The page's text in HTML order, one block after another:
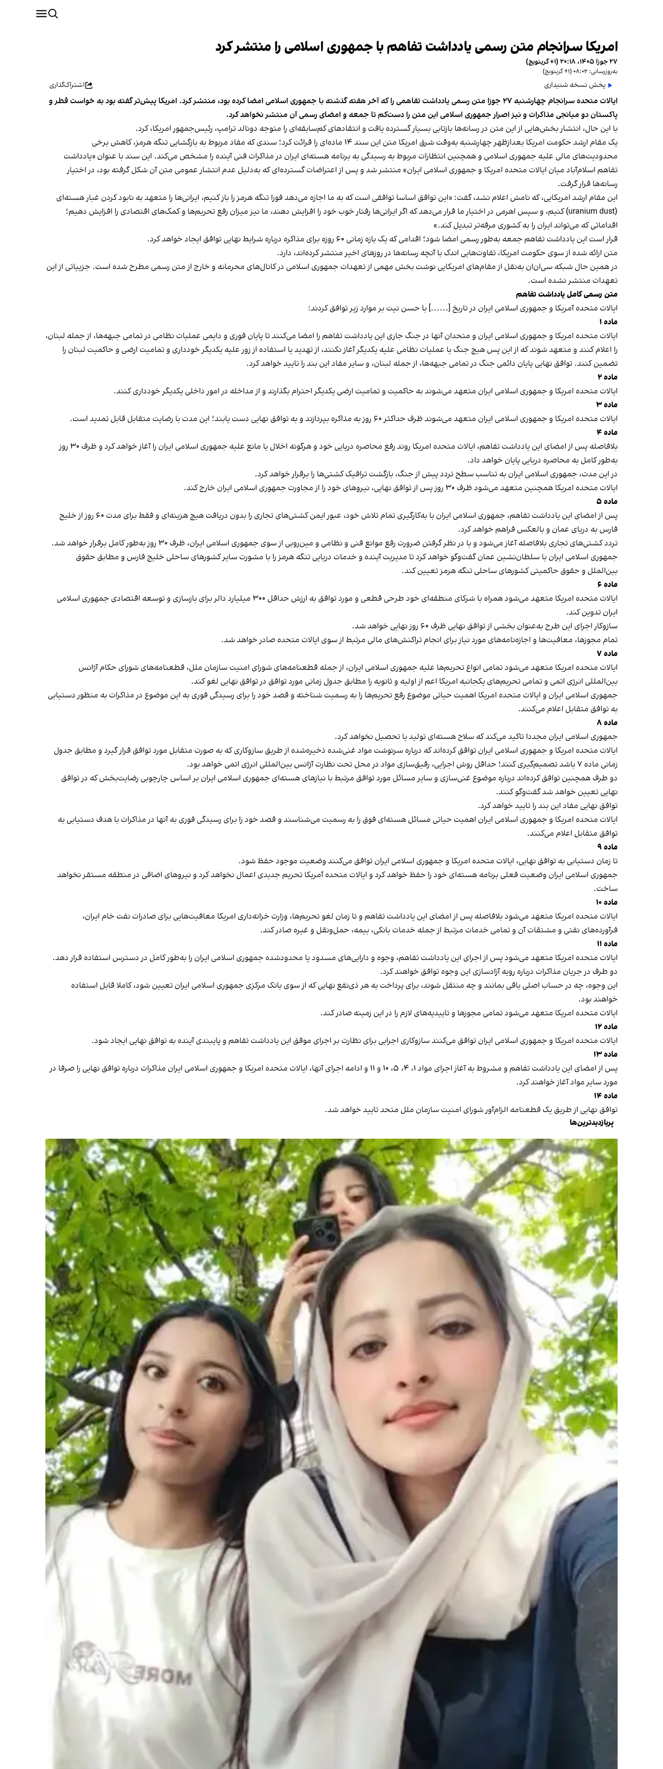
امریکا سرانجام متن رسمی یادداشت تفاهم با جمهوری اسلامی را منتشر کرد
۲۷ جوزا ۱۴۰۵، ۲۰:۱۸ (‎+۱ گرینویچ)
به‌روزرسانی: ۰۸:۰۲ (‎+۱ گرینویچ)
پخش نسخه شنیداری اشتراک‌گذاری
ایالات متحده سرانجام چهارشنبه ۲۷ جوزا متن رسمی یادداشت تفاهمی را که آخر هفته گذشته با جمهوری اسلامی امضا کرده بود، منتشر کرد. امریکا پیش‌تر گفته بود به خواست قطر و
پاکستان دو میانجی مذاکرات و نیز اصرار جمهوری اسلامی این متن را دست‌کم تا جمعه و امضای رسمی آن منتشر نخواهد کرد.
با این حال، انتشار بخش‌هایی از این متن در رسانه‌ها بازتابی بسیار گسترده یافت و انتقادهای کم‌سابقه‌ای را متوجه دونالد ترامپ، رئیس‌جمهور امریکا، کرد.
یک مقام ارشد حکومت امریکا بعدازظهر چهارشنبه به‌وقت شرق امریکا متن این سند ۱۴ ماده‌ای را قرائت کرد؛ سندی که مفاد مربوط به بازگشایی تنگه هرمز، کاهش برخی
محدودیت‌های مالی علیه جمهوری اسلامی و همچنین انتظارات مربوط به رسیدگی به برنامه هسته‌ای ایران در مذاکرات فنی آینده را مشخص می‌کند. این سند با عنوان «یادداشت
تفاهم اسلام‌آباد میان ایالات متحده امریکا و جمهوری اسلامی ایران» منتشر شد و پس از اعتراضات گسترده‌ای که به‌دلیل عدم انتشار عمومی متن آن شکل گرفته بود، در اختیار
رسانه‌ها قرار گرفت.
این مقام ارشد امریکایی، که نامش اعلام نشد، گفت: «این توافق اساسا توافقی است که به ما اجازه می‌دهد فورا تنگه هرمز را باز کنیم، ایرانی‌ها را متعهد به نابود کردن غبار هسته‌ای
(uranium dust) کنیم، و سپس اهرمی در اختیار ما قرار می‌دهد که اگر ایرانی‌ها رفتار خوب خود را افزایش دهند، ما نیز میزان رفع تحریم‌ها و کمک‌های اقتصادی را افزایش دهیم؛
اقداماتی که می‌تواند ایران را به کشوری مرفه‌تر تبدیل کند.»
قرار است این یادداشت تفاهم جمعه به‌طور رسمی امضا شود؛ اقدامی که یک بازه زمانی ۶۰ روزه برای مذاکره درباره شرایط نهایی توافق ایجاد خواهد کرد.
متن ارائه شده از سوی حکومت امریکا، تفاوت‌هایی اندک با آنچه رسانه‌ها در روزهای اخیر منتشر کرده‌اند، دارد.
در همین حال شبکه سی‌ان‌ان به‌نقل از مقام‌های امریکایی نوشت بخش مهمی از تعهدات جمهوری اسلامی در کانال‌های محرمانه و خارج از متن رسمی مطرح شده است. جزییاتی از این
تعهدات منتشر نشده است.
متن رسمی کامل یادداشت تفاهم
ایالات متحده آمریکا و جمهوری اسلامی ایران در تاریخ [......] با حسن نیت بر موارد زیر توافق کردند:
ماده ۱
ایالات متحده امریکا و جمهوری اسلامی ایران و متحدان آنها در جنگ جاری این یادداشت تفاهم را امضا می‌کنند تا پایان فوری و دایمی عملیات نظامی در تمامی جبهه‌ها، از جمله لبنان،
را اعلام کنند و متعهد شوند که از این پس هیچ جنگ یا عملیات نظامی علیه یکدیگر آغاز نکنند، از تهدید یا استفاده از زور علیه یکدیگر خودداری و تمامیت ارضی و حاکمیت لبنان را
تضمین کنند. توافق نهایی پایان دائمی جنگ در تمامی جبهه‌ها، از جمله لبنان، و سایر مفاد این بند را تایید خواهد کرد.
ماده ۲
ایالات متحده امریکا و جمهوری اسلامی ایران متعهد می‌شوند به حاکمیت و تمامیت ارضی یکدیگر احترام بگذارند و از مداخله در امور داخلی یکدیگر خودداری کنند.
ماده ۳
ایالات متحده امریکا و جمهوری اسلامی ایران متعهد می‌شوند ظرف حداکثر ۶۰ روز به مذاکره بپردازند و به توافق نهایی دست یابند؛ این مدت با رضایت متقابل قابل تمدید است.
ماده ۴
بلافاصله پس از امضای این یادداشت تفاهم، ایالات متحده امریکا روند رفع محاصره دریایی خود و هرگونه اخلال یا مانع علیه جمهوری اسلامی ایران را آغاز خواهد کرد و ظرف ۳۰ روز
به‌طور کامل به محاصره دریایی پایان خواهد داد.
در این مدت، جمهوری اسلامی ایران به تناسب سطح تردد پیش از جنگ، بازگشت ترافیک کشتی‌ها را برقرار خواهد کرد.
ایالات متحده امریکا همچنین متعهد می‌شود ظرف ۳۰ روز پس از توافق نهایی، نیروهای خود را از مجاورت جمهوری اسلامی ایران خارج کند.
ماده ۵
پس از امضای این یادداشت تفاهم، جمهوری اسلامی ایران با به‌کارگیری تمام تلاش خود، عبور ایمن کشتی‌های تجاری را بدون دریافت هیچ هزینه‌ای و فقط برای مدت ۶۰ روز از خلیج
فارس به دریای عمان و بالعکس فراهم خواهد کرد.
تردد کشتی‌های تجاری بلافاصله آغاز می‌شود و با در نظر گرفتن ضرورت رفع موانع فنی و نظامی و مین‌روبی از سوی جمهوری اسلامی ایران، ظرف ۳۰ روز به‌طور کامل برقرار خواهد شد.
جمهوری اسلامی ایران با سلطان‌نشین عمان گفت‌وگو خواهد کرد تا مدیریت آینده و خدمات دریایی تنگه هرمز را با مشورت سایر کشورهای ساحلی خلیج فارس و مطابق حقوق
بین‌الملل و حقوق حاکمیتی کشورهای ساحلی تنگه هرمز تعیین کند.
ماده ۶
ایالات متحده امریکا متعهد می‌شود همراه با شرکای منطقه‌ای خود طرحی قطعی و مورد توافق به ارزش حداقل ۳۰۰ میلیارد دالر برای بازسازی و توسعه اقتصادی جمهوری اسلامی
ایران تدوین کند.
سازوکار اجرای این طرح به‌عنوان بخشی از توافق نهایی ظرف ۶۰ روز نهایی خواهد شد.
تمام مجوزها، معافیت‌ها و اجازه‌نامه‌های مورد نیاز برای انجام تراکنش‌های مالی مرتبط از سوی ایالات متحده صادر خواهد شد.
ماده ۷
ایالات متحده امریکا متعهد می‌شود تمامی انواع تحریم‌ها علیه جمهوری اسلامی ایران، از جمله قطعنامه‌های شورای امنیت سازمان ملل، قطعنامه‌های شورای حکام آژانس
بین‌المللی انرژی اتمی و تمامی تحریم‌های یکجانبه امریکا اعم از اولیه و ثانویه را مطابق جدول زمانی مورد توافق در توافق نهایی لغو کند.
جمهوری اسلامی ایران و ایالات متحده امریکا اهمیت حیاتی موضوع رفع تحریم‌ها را به رسمیت شناخته و قصد خود را برای رسیدگی فوری به این موضوع در مذاکرات به منظور دستیابی
به توافق متقابل اعلام می‌کنند.
ماده ۸
جمهوری اسلامی ایران مجددا تاکید می‌کند که سلاح هسته‌ای تولید یا تحصیل نخواهد کرد.
ایالات متحده امریکا و جمهوری اسلامی ایران توافق کرده‌اند که درباره سرنوشت مواد غنی‌شده ذخیره‌شده از طریق سازوکاری که به صورت متقابل مورد توافق قرار گیرد و مطابق جدول
زمانی ماده ۷ باشد تصمیم‌گیری کنند؛ حداقل روش اجرایی، رقیق‌سازی مواد در محل تحت نظارت آژانس بین‌المللی انرژی اتمی خواهد بود.
دو طرف همچنین توافق کرده‌اند درباره موضوع غنی‌سازی و سایر مسائل مورد توافق مرتبط با نیازهای هسته‌ای جمهوری اسلامی ایران بر اساس چارچوبی رضایت‌بخش که در توافق
نهایی تعیین خواهد شد گفت‌وگو کنند.
توافق نهایی مفاد این بند را تایید خواهد کرد.
ایالات متحده امریکا و جمهوری اسلامی ایران اهمیت حیاتی مسائل هسته‌ای فوق را به رسمیت می‌شناسند و قصد خود را برای رسیدگی فوری به آنها در مذاکرات با هدف دستیابی به
توافق متقابل اعلام می‌کنند.
ماده ۹
تا زمان دستیابی به توافق نهایی، ایالات متحده امریکا و جمهوری اسلامی ایران توافق می‌کنند وضعیت موجود حفظ شود.
جمهوری اسلامی ایران وضعیت فعلی برنامه هسته‌ای خود را حفظ خواهد کرد و ایالات متحده آمریکا تحریم جدیدی اعمال نخواهد کرد و نیروهای اضافی در منطقه مستقر نخواهد
ساخت.
ماده ۱۰
ایالات متحده امریکا متعهد می‌شود بلافاصله پس از امضای این یادداشت تفاهم و تا زمان لغو تحریم‌ها، وزارت خزانه‌داری امریکا معافیت‌هایی برای صادرات نفت خام ایران،
فرآورده‌های نفتی و مشتقات آن و تمامی خدمات مرتبط از جمله خدمات بانکی، بیمه، حمل‌ونقل و غیره صادر کند.
ماده ۱۱
ایالات متحده امریکا متعهد می‌شود پس از اجرای این یادداشت تفاهم، وجوه و دارایی‌های مسدود یا محدودشده جمهوری اسلامی ایران را به‌طور کامل در دسترس استفاده قرار دهد.
دو طرف در جریان مذاکرات درباره رویه آزادسازی این وجوه توافق خواهند کرد.
این وجوه، چه در حساب اصلی باقی بمانند و چه منتقل شوند، برای پرداخت به هر ذی‌نفع نهایی که از سوی بانک مرکزی جمهوری اسلامی ایران تعیین شود، کاملا قابل استفاده
خواهند بود.
ایالات متحده امریکا متعهد می‌شود تمامی مجوزها و تاییدیه‌های لازم را در این زمینه صادر کند.
ماده ۱۲
ایالات متحده امریکا و جمهوری اسلامی ایران توافق می‌کنند سازوکاری اجرایی برای نظارت بر اجرای موفق این یادداشت تفاهم و پایبندی آینده به توافق نهایی ایجاد شود.
ماده ۱۳
پس از امضای این یادداشت تفاهم و مشروط به آغاز اجرای مواد ۱، ۴، ۵، ۱۰ و ۱۱ و ادامه اجرای آنها، ایالات متحده امریکا و جمهوری اسلامی ایران مذاکرات درباره توافق نهایی را صرفا در
مورد سایر مواد آغاز خواهند کرد.
ماده ۱۴
توافق نهایی از طریق یک قطعنامه الزام‌آور شورای امنیت سازمان ملل متحد تایید خواهد شد.
پربازدیدترین‌ها